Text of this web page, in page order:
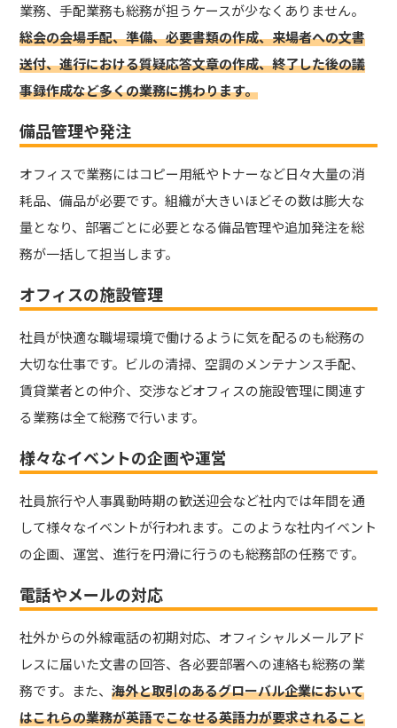
業務、手配業務も総務が担うケースが少なくありません。
総会の会場手配、準備、必要書類の作成、来場者への文書
送付、進行における質疑応答文章の作成、終了した後の議
事録作成など多くの業務に携わります。
備品管理や発注
オフィスで業務にはコピー用紙やトナーなど日々大量の消
耗品、備品が必要です。組織が大きいほどその数は膨大な
量となり、部署ごとに必要となる備品管理や追加発注を総
務が一括して担当します。
オフィスの施設管理
社員が快適な職場環境で働けるように気を配るのも総務の
大切な仕事です。ビルの清掃、空調のメンテナンス手配、
賃貸業者との仲介、交渉などオフィスの施設管理に関連す
る業務は全て総務で行います。
様々なイベントの企画や運営
社員旅行や人事異動時期の歓送迎会など社内では年間を通
して様々なイベントが行われます。このような社内イベント
の企画、運営、進行を円滑に行うのも総務部の任務です。
電話やメールの対応
社外からの外線電話の初期対応、オフィシャルメールアド
レスに届いた文書の回答、各必要部署への連絡も総務の業
務です。また、海外と取引のあるグローバル企業において
はこれらの業務が英語でこなせる英語力が要求されること